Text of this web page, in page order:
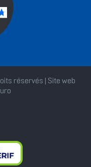
réservés | Site web